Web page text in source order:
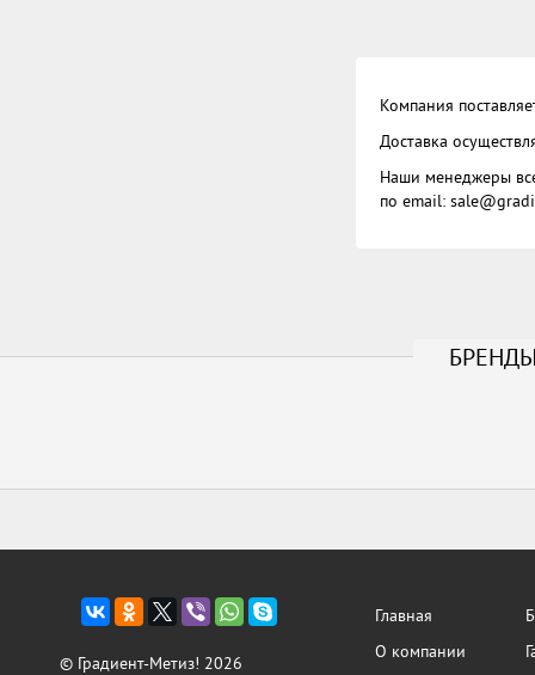
Компания
Доставка
Наши менеджеры
по email:
© Градиент-Метиз! 2026
Главная
О компании